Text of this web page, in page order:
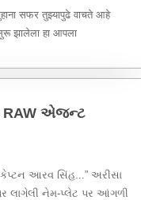
सफर तुझ्यापुढे वाचते आहे
झालेला हा आपला
એજન્ટ
આરવ સિંહ...” અરીસા
પર લાગેલી નેમ-પ્લેટ પર આંગળી